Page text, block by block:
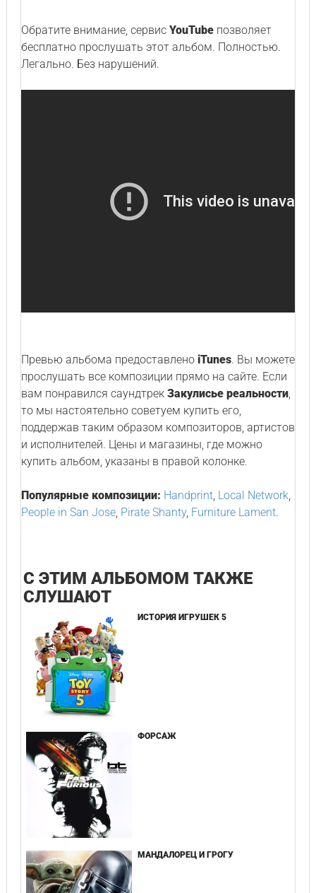
Обратите внимание, сервис YouTubeпозволяет
бесплатно прослушать этот альбом. Полностью.
Легально. Без нарушений.
Превью альбома предоставлено iTunes. Вы можете
прослушать все композиции прямо на сайте. Если
вам понравился саундтрек Закулисье реальности,
то мы настоятельно советуем купить его,
поддержав таким образом композиторов, артистов
и исполнителей. Цены и магазины, где можно
купить альбом, указаны в правой колонке.
Популярные композиции: Handprint, Local Network,
People in San Jose, Pirate Shanty, Furniture Lament.
С ЭТИМ АЛЬБОМОМ ТАКЖЕ
СЛУШАЮТ
ИСТОРИЯ ИГРУШЕК 5
ФОРСАЖ
МАНДАЛОРЕЦ И ГРОГУ